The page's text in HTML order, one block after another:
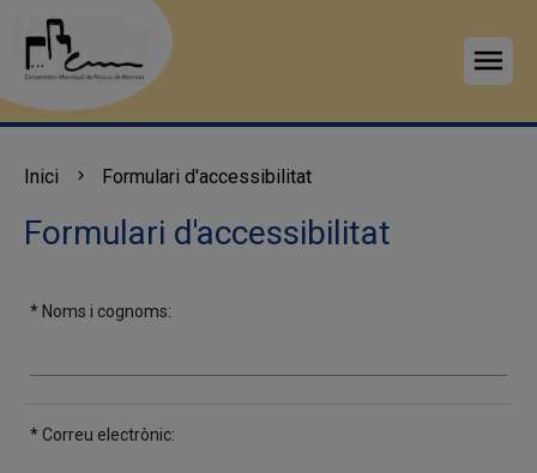
menu
Inici Formulari d'accessibilitat
Formulari d'accessibilitat
* Noms i cognoms:
* Correu electrònic: